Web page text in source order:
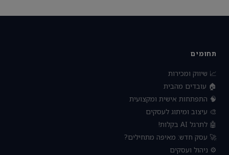
תחומים
📈 שיווק ומכירות
🏠 עובדים מהבית
🧠 התפתחות אישית ומקצועית
🎨 עיצוב ומיתוג לעסקים
🤖 לתרגל AI בקלות!
🚀 עסק חדש: מאיפה מתחילים?
⚙️ ניהול ועסקים